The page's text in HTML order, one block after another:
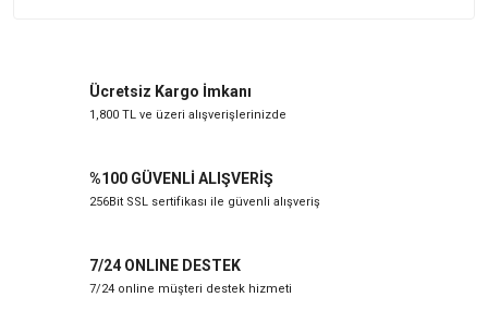
Ücretsiz Kargo İmkanı
1,800 TL ve üzeri alışverişlerinizde
%100 GÜVENLİ ALIŞVERİŞ
256Bit SSL sertifikası ile güvenli alışveriş
7/24 ONLINE DESTEK
7/24 online müşteri destek hizmeti